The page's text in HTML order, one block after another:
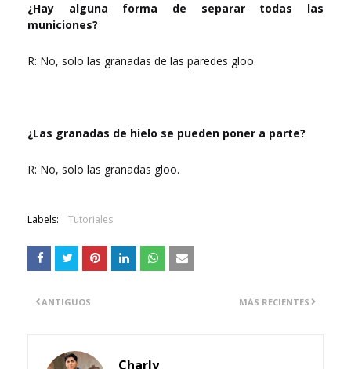
¿Hay alguna forma de separar todas las
municiones?
R: No, solo las granadas de las paredes gloo.
¿Las granadas de hielo se pueden poner a parte?
R: No, solo las granadas gloo.
Labels: Tutoriales
MÁS RECIENTES
ANTIGUOS
Charly